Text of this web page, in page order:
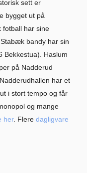
sett er
bygget ut på
har sine
bandy har sin
Bekkestua). Haslum
på Nadderud
har et
i stort tempo og får
og mange
her. Flere dagligvare